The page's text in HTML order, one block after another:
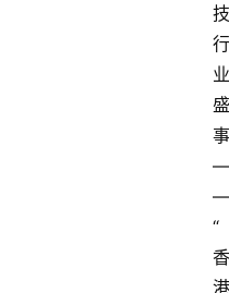
技
行
业
盛
事
—
—
“
香
港